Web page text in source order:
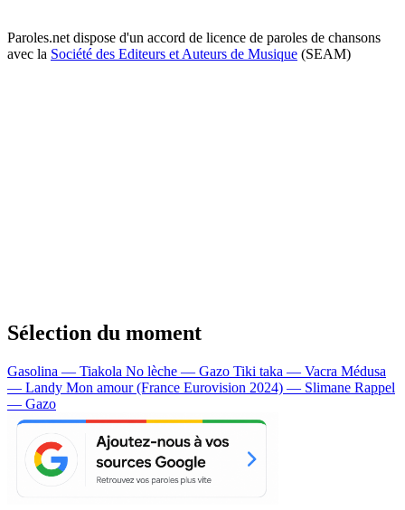
Paroles.net dispose d'un accord de licence de paroles de chansons
avec la Société des Editeurs et Auteurs de Musique (SEAM)
Sélection du moment
Gasolina — Tiakola No lèche — Gazo Tiki taka — Vacra Médusa
— Landy Mon amour (France Eurovision 2024) — Slimane Rappel
— Gazo